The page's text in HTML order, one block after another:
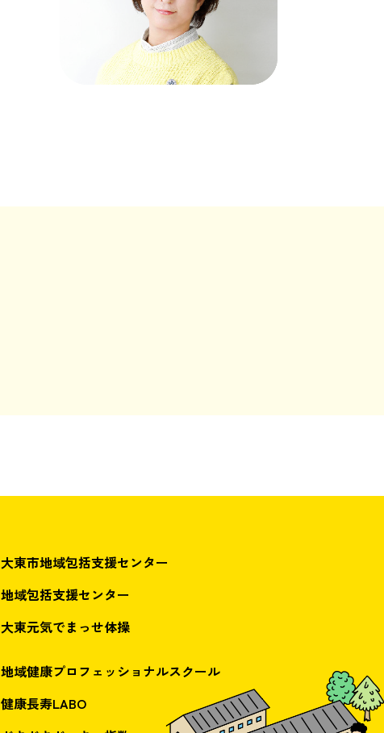
大東市地域包括支援センター
地域包括支援センター
大東元気でまっせ体操
地域健康プロフェッショナルスクール
健康長寿LABO